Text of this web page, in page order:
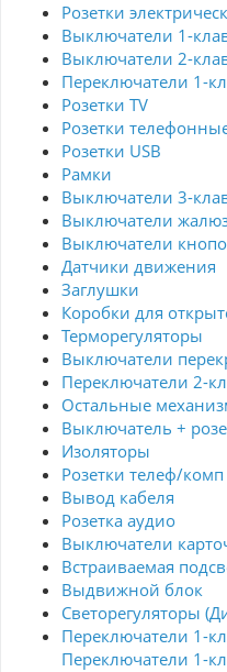
Розетки
Выключатели 1-
Выключатели 2-
Переключатели 1-
Розетки TV
Розетки
Розетки USB
Рамки
Выключатели 3-
Выключатели
Выключатели
Датчики движения
Заглушки
Коробки для
Терморегуляторы
Выключатели
Переключатели 2-
Остальные
Выключатель +
Изоляторы
Розетки телеф/комп
Вывод кабеля
Розетка аудио
Выключатели
Встраиваемая
Выдвижной блок
Светорегуляторы
Переключатели 1-
Переключатели 1-